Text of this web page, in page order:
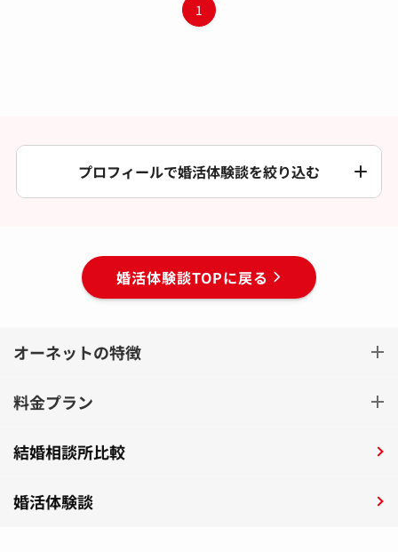
1
プロフィールで婚活体験談を絞り込む
婚活体験談TOPに戻る
オーネットの特徴
料金プラン
結婚相談所比較
婚活体験談